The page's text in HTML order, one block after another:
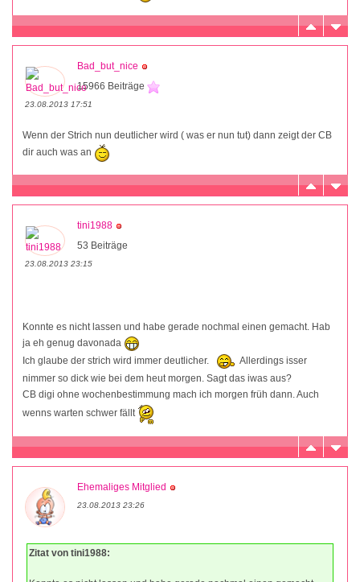
Bad_but_nice
15966 Beiträge
23.08.2013 17:51
Wenn der Strich nun deutlicher wird ( was er nun tut) dann zeigt der CB
dir auch was an
tini1988
53 Beiträge
23.08.2013 23:15
Konnte es nicht lassen und habe gerade nochmal einen gemacht. Hab
ja eh genug davonada
Ich glaube der strich wird immer deutlicher.
Allerdings isser
nimmer so dick wie bei dem heut morgen. Sagt das iwas aus?
CB digi ohne wochenbestimmung mach ich morgen früh dann. Auch
wenns warten schwer fällt
Ehemaliges Mitglied
23.08.2013 23:26
Zitat von tini1988: